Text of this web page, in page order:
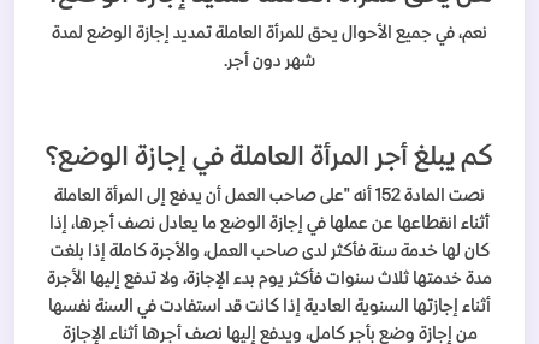
نعم، في جميع الأحوال يحق للمرأة العاملة تمديد إجازة الوضع لمدة
شهر دون أجر.
كم يبلغ أجر المرأة العاملة في إجازة الوضع؟
نصت المادة 152 أنه "على صاحب العمل أن يدفع إلى المرأة العاملة
أثناء انقطاعها عن عملها في إجازة الوضع ما يعادل نصف أجرها، إذا
كان لها خدمة سنة فأكثر لدى صاحب العمل، والأجرة كاملة إذا بلغت
مدة خدمتها ثلاث سنوات فأكثر يوم بدء الإجازة، ولا تدفع إليها الأجرة
أثناء إجازتها السنوية العادية إذا كانت قد استفادت في السنة نفسها
من إجازة وضع بأجر كامل، ويدفع إليها نصف أجرها أثناء الإجازة